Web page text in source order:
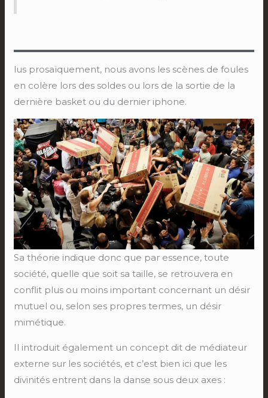
lus prosaïquement, nous avons les scènes de foules
en colère lors des soldes ou lors de la sortie de la
dernière basket ou du dernier iphone.
Sa théorie indique donc que par essence, toute
société, quelle que soit sa taille, se retrouvera en
conflit plus ou moins important concernant un désir
mutuel ou, selon ses propres termes, un désir
mimétique.
Il introduit également un concept dit de médiateur
externe sur les sociétés, et c’est bien ici que les
divinités entrent dans la danse sous deux axes :